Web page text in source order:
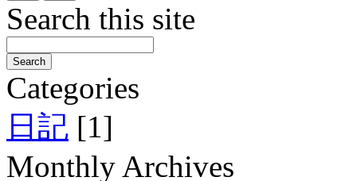
Search this site
Categories
日記 [1]
Monthly Archives